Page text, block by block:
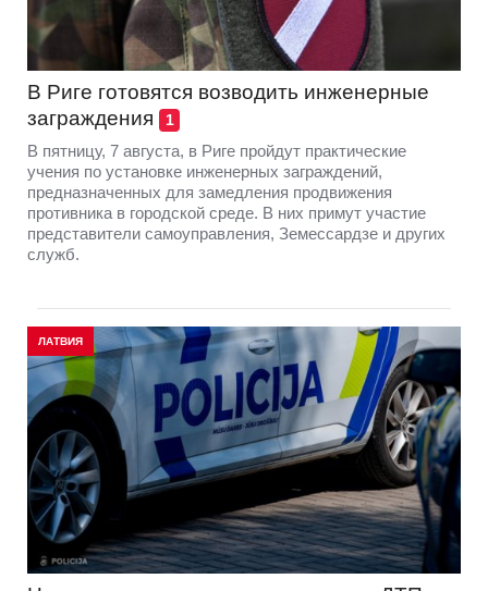
В Риге готовятся возводить инженерные
заграждения
1
В пятницу, 7 августа, в Риге пройдут практические
учения по установке инженерных заграждений,
предназначенных для замедления продвижения
противника в городской среде. В них примут участие
представители самоуправления, Земессардзе и других
служб.
ЛАТВИЯ